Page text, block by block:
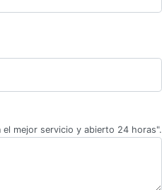
mejor servicio y abierto 24 horas".